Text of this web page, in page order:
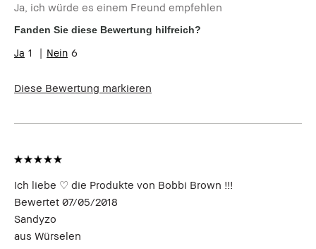
Hauttyp
Normal
Hautton
Mittel - Dunkel
Ja, ich würde es einem Freund empfehlen
Fanden Sie diese Bewertung hilfreich?
1 6
Diese Bewertung markieren
Ich liebe ♡ die Produkte von Bobbi Brown !!!
Bewertet 07/05/2018
Sandyzo
aus Würselen